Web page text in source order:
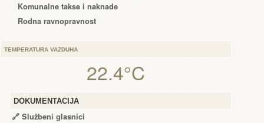
Komunalne takse i naknade
Rodna ravnopravnost
TEMPERATURA VAZDUHA
22.4°C
DOKUMENTACIJA
🔗 Službeni glasnici